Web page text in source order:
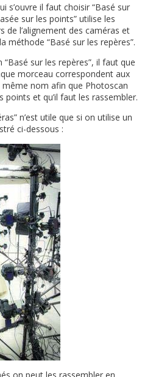
s’ouvre il faut choisir “Basé sur
sur les points” utilise les
de l’alignement des caméras et
méthode “Basé sur les repères”.
sur les repères”, il faut que
morceau correspondent aux
nom afin que Photoscan
points et qu’il faut les rassembler.
n’est utile que si on utilise un
ci-dessous :